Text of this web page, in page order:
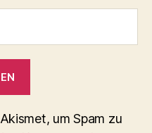
um Spam zu